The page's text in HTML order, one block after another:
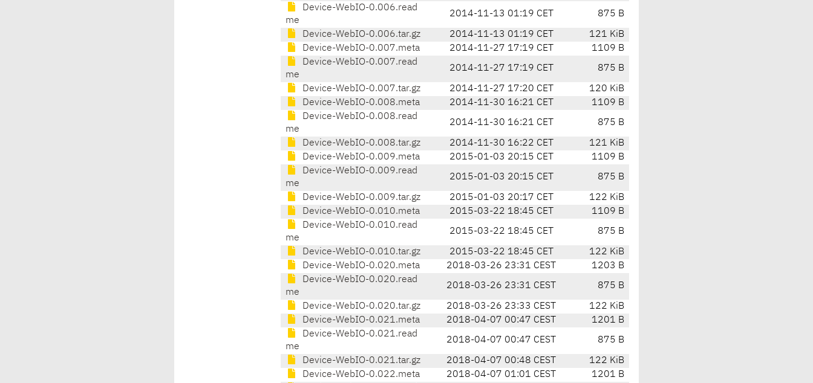
Device-WebIO-0.006.read
me
2014-11-13 01:19 CET 875 B
Device-WebIO-0.006.tar.gz 2014-11-13 01:19 CET
121 KiB
Device-WebIO-0.007.meta
2014-11-27 17:19 CET
1109 B
Device-WebIO-0.007.read
me
2014-11-27 17:19 CET 875 B
Device-WebIO-0.007.tar.gz 2014-11-27 17:20 CET
120 KiB
Device-WebIO-0.008.meta
2014-11-30 16:21 CET
1109 B
Device-WebIO-0.008.read
me
2014-11-30 16:21 CET 875 B
Device-WebIO-0.008.tar.gz 2014-11-30 16:22 CET
121 KiB
Device-WebIO-0.009.meta
2015-01-03 20:15 CET
1109 B
Device-WebIO-0.009.read
me
2015-01-03 20:15 CET 875 B
Device-WebIO-0.009.tar.gz 2015-01-03 20:17 CET
122 KiB
Device-WebIO-0.010.meta
2015-03-22 18:45 CET
1109 B
Device-WebIO-0.010.read
me
2015-03-22 18:45 CET 875 B
Device-WebIO-0.010.tar.gz 2015-03-22 18:45 CET
122 KiB
Device-WebIO-0.020.meta
2018-03-26 23:31 CEST
1203 B
Device-WebIO-0.020.read
me
2018-03-26 23:31 CEST 875 B
Device-WebIO-0.020.tar.gz 2018-03-26 23:33 CEST
122 KiB
Device-WebIO-0.021.meta
2018-04-07 00:47 CEST
1201 B
Device-WebIO-0.021.read
me
2018-04-07 00:47 CEST 875 B
Device-WebIO-0.021.tar.gz 2018-04-07 00:48 CEST
122 KiB
Device-WebIO-0.022.meta
2018-04-07 01:01 CEST
1201 B